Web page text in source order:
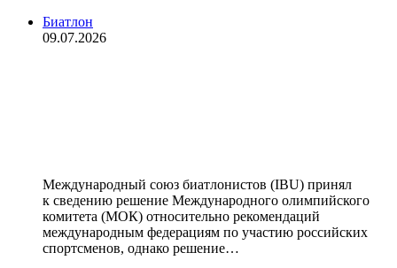
Биатлон
09.07.2026
Международный союз биатлонистов (IBU) принял
к сведению решение Международного олимпийского
комитета (МОК) относительно рекомендаций
международным федерациям по участию российских
спортсменов, однако решение…